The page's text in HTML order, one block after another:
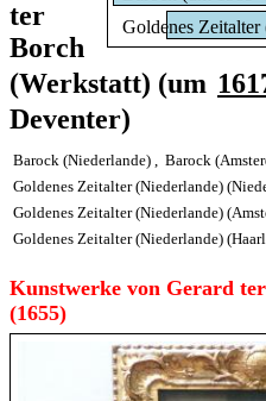
Goldenes
ter
Borch
(Werkstatt) (um
Deventer)
Barock (Niederlande) , Barock
Goldenes Zeitalter (Niederlande)
Goldenes Zeitalter (Niederlande)
Goldenes Zeitalter (Niederlande)
Kunstwerke von Gerard
(1655)